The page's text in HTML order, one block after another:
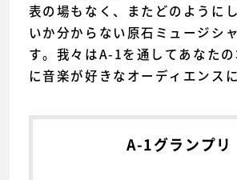
表の場もなく、またどのように
いか分からない原石ミュージシ
す。我々はA-1を通してあなた
に音楽が好きなオーディエンス
A-1グランプリ